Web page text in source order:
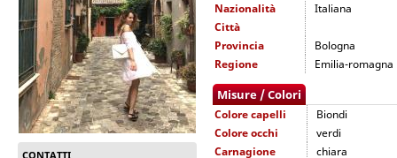
CONTATTI
Nazionalità
Italiana
Città
Provincia
Bologna
Regione
Emilia-romagna
Misure / Colori
Colore capelli
Biondi
Colore occhi
verdi
Carnagione
chiara